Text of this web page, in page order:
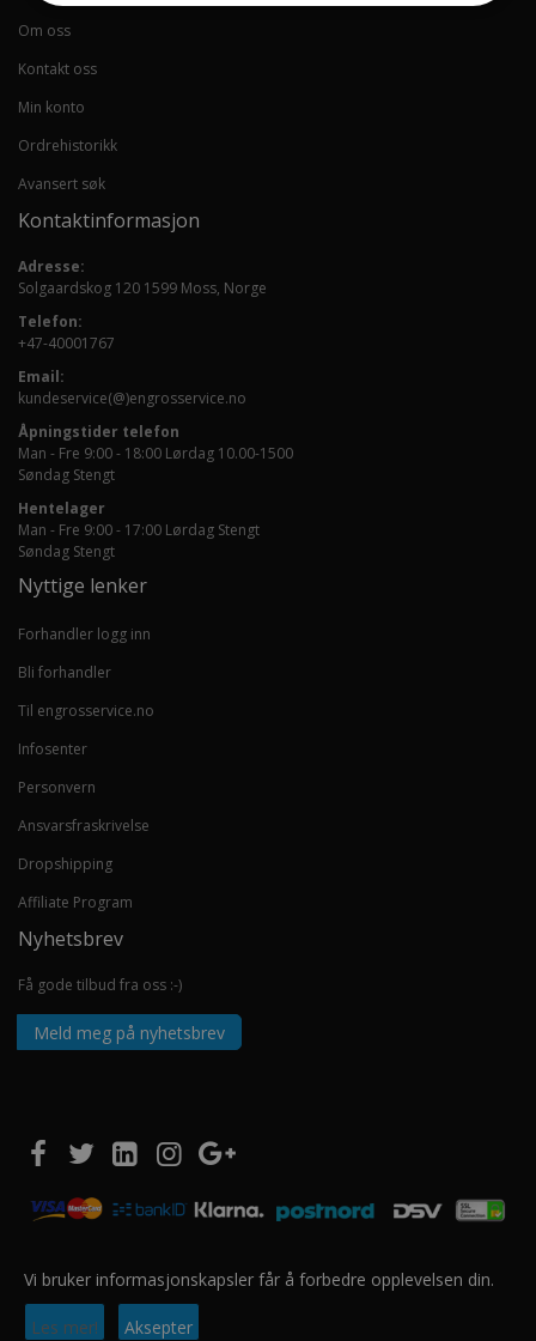
Vi bruker informasjonskapsler får å forbedre opplevelsen din.
Les mer! Aksepter
Om oss
Kontakt oss
Min konto
Ordrehistorikk
Avansert søk
Kontaktinformasjon
Adresse:
Solgaardskog 120 1599 Moss, Norge
Telefon:
+47-40001767
Email:
kundeservice(@)engrosservice.no
Åpningstider telefon
Man - Fre 9:00 - 18:00 Lørdag 10.00-1500
Søndag Stengt
Hentelager
Man - Fre 9:00 - 17:00 Lørdag Stengt
Søndag Stengt
Nyttige lenker
Forhandler logg inn
Bli forhandler
Til engrosservice.no
Infosenter
Personvern
Ansvarsfraskrivelse
Dropshipping
Affiliate Program
Nyhetsbrev
Få gode tilbud fra oss :-)
Meld meg på nyhetsbrev
Copyright © 2020 EUROSHOPPER GROUP AS. Alle rettigheter forbeholdt.